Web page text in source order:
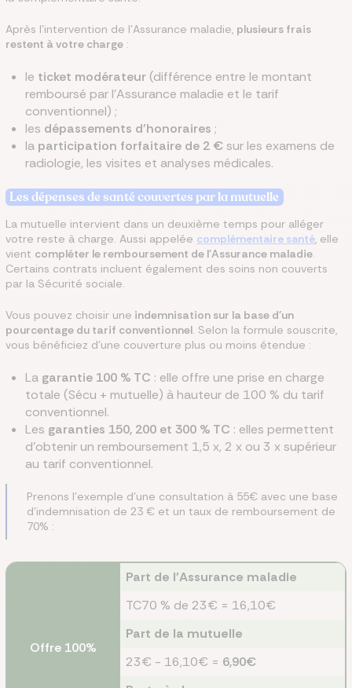
Après l'intervention de l'Assurance maladie, plusieurs frais
restent à votre charge :
le ticket modérateur(différence entre le montant
remboursé par l'Assurance maladie et le tarif
conventionnel) ;
les dépassements d'honoraires ;
la participation forfaitaire de 2 € sur les examens de
radiologie, les visites et analyses médicales.
Les dépenses de santé couvertes par la mutuelle
La mutuelle intervient dans un deuxième temps pour alléger
votre reste à charge. Aussi appelée complémentaire santé, elle
vient compléter le remboursement de l'Assurance maladie.
Certains contrats incluent également des soins non couverts
par la Sécurité sociale.
Vous pouvez choisir une indemnisation sur la base d'un
pourcentage du tarif conventionnel. Selon la formule souscrite,
vous bénéficiez d'une couverture plus ou moins étendue :
La garantie 100 % TC : elle offre une prise en charge
totale (Sécu + mutuelle) à hauteur de 100 % du tarif
conventionnel.
Les garanties 150, 200 et 300 % TC : elles permettent
d'obtenir un remboursement 1,5 x, 2 x ou 3 x supérieur
au tarif conventionnel.
Prenons l'exemple d'une consultation à 55€ avec une base
d'indemnisation de 23 € et un taux de remboursement de
70% :
Offre 100%
Part de l'Assurance maladie
TC70 % de 23€ = 16,10€
Part de la mutuelle
23€ - 16,10€ = 6,90€